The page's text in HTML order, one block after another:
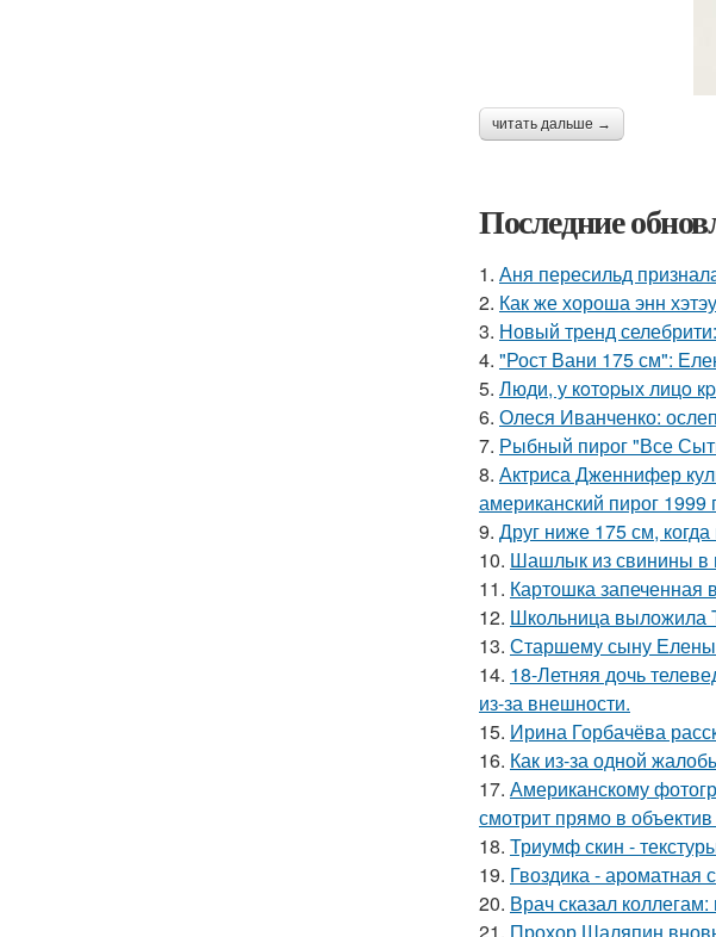
читать дальше →
Последние
1. Аня пересильд
2. Как же хороша энн
3. Новый тренд
4. "Рост Вани 175 см":
5. Люди, у кoтopых лицo
6. Олеся Иванченко:
7. Рыбный пирог "Все
8. Актриса Дженнифер
американский пирог 1999
9. Друг ниже 175 см,
10. Шашлык из свинины в
11. Картошка
12. Школьница выложила
13. Старшему сыну Елены
14. 18-Летняя дочь
из-за внешности.
15. Ирина Горбачёва
16. Как из-за одной
17. Американскому
смотрит прямо в
18. Триумф скин -
19. Гвоздика - ароматная
20. Врач сказал